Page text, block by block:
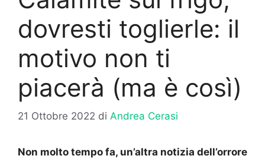
dovresti toglierle: il
motivo non ti
piacerà (ma è così)
21 Ottobre 2022 di Andrea Cerasi
Non molto tempo fa, un’altra notizia dell’orrore